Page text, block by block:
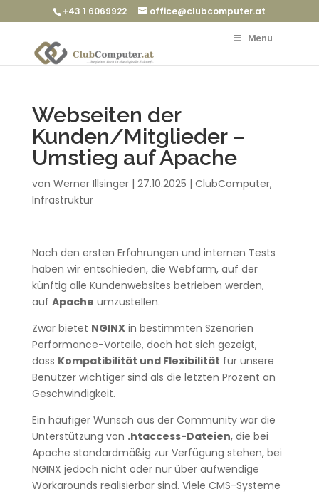
+43 1 6069922 office@clubcomputer.at
Menu
Webseiten der
Kunden/Mitglieder –
Umstieg auf Apache
von Werner Illsinger| 27.10.2025 | ClubComputer,
Infrastruktur
Nach den ersten Erfahrungen und internen Tests
haben wir entschieden, die Webfarm, auf der
künftig alle Kundenwebsites betrieben werden,
auf Apache umzustellen.
Zwar bietet NGINXin bestimmten Szenarien
Performance-Vorteile, doch hat sich gezeigt,
dass Kompatibilität und Flexibilität für unsere
Benutzer wichtiger sind als die letzten Prozent an
Geschwindigkeit.
Ein häufiger Wunsch aus der Community war die
Unterstützung von .htaccess-Dateien, die bei
Apache standardmäßig zur Verfügung stehen, bei
NGINX jedoch nicht oder nur über aufwendige
Workarounds realisierbar sind. Viele CMS-Systeme